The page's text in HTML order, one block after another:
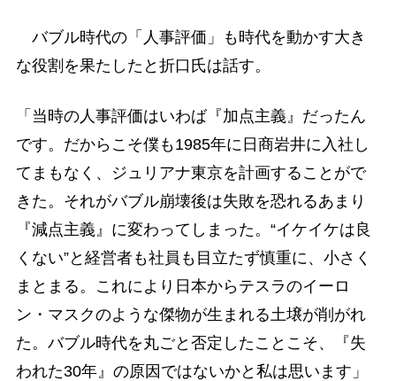
バブル時代の「人事評価」も時代を動かす大き
な役割を果たしたと折口氏は話す。
「当時の人事評価はいわば『加点主義』だったん
です。だからこそ僕も1985年に日商岩井に入社し
てまもなく、ジュリアナ東京を計画することがで
きた。それがバブル崩壊後は失敗を恐れるあまり
『減点主義』に変わってしまった。“イケイケは良
くない”と経営者も社員も目立たず慎重に、小さく
まとまる。これにより日本からテスラのイーロ
ン・マスクのような傑物が生まれる土壌が削がれ
た。バブル時代を丸ごと否定したことこそ、『失
われた30年』の原因ではないかと私は思います」